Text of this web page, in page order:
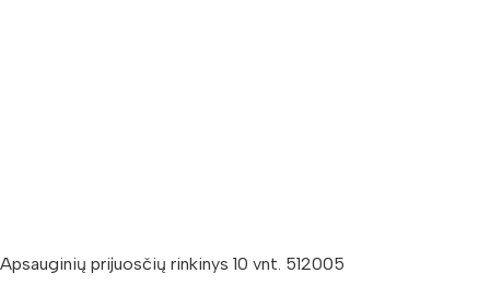
Apsauginių prijuosčių rinkinys 10 vnt. 512005